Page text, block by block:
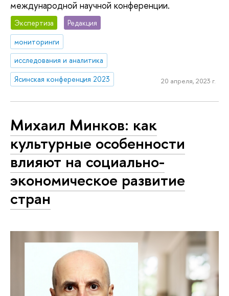
международной научной конференции.
Экспертиза
Редакция
мониторинги
исследования и аналитика
Ясинская конференция 2023
20 апреля, 2023 г.
Михаил Минков: как
культурные особенности
влияют на социально-
экономическое развитие
стран